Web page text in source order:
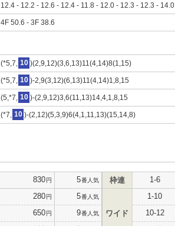
12.4 - 12.2 - 12.6 - 12.4 - 11.8 - 12.0 - 12.3 - 12.3 - 14.0
4F 50.6 - 3F 38.6
(*5,7, 10 )(2,9,12)(3,6,13)11(4,14)8(1,15)
(*5,7, 10 )-2,9(3,12)(6,13)11(4,14)1,8,15
(5,*7, 10 )-(2,9,12)3,6(11,13)14,4,1,8,15
(*7, 10 )-(2,12)(5,3,9)6(4,1,11,13)(15,14,8)
830円 5番人気
280円 5番人気
650円 9番人気
枠連 1-6
ワイド
1-10
10-12